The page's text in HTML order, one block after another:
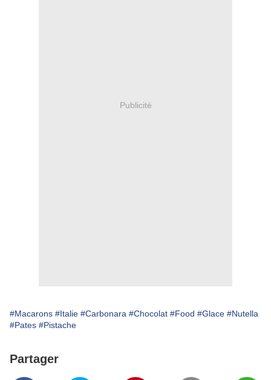
Publicité
#Macarons #Italie #Carbonara #Chocolat #Food #Glace #Nutella
#Pates #Pistache
Partager